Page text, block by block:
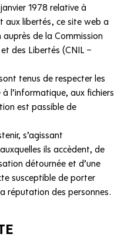
1978 relative à
aux libertés, ce site web a
de la Commission
des Libertés (CNIL –
tenus de respecter les
l’informatique, aux fichiers
est passible de
s’agissant
ils accèdent, de
détournée et d’une
susceptible de porter
réputation des personnes.